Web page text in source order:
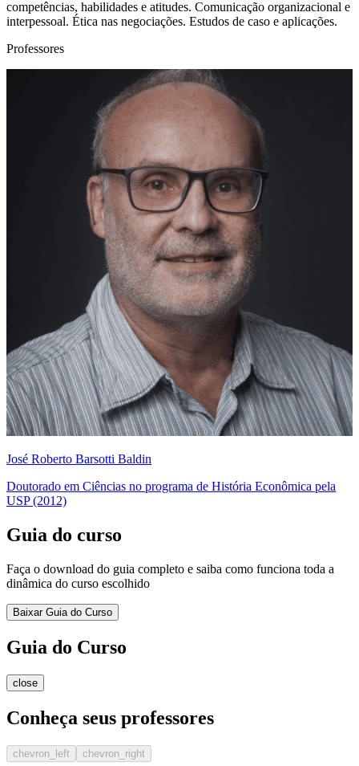
competências, habilidades e atitudes. Comunicação organizacional e
interpessoal. Ética nas negociações. Estudos de caso e aplicações.
Professores
José Roberto Barsotti Baldin
Doutorado em Ciências no programa de História Econômica pela
USP (2012)
Guia do curso
Faça o download do guia completo e saiba como funciona toda a
dinâmica do curso escolhido
Baixar Guia do Curso
Guia do Curso
close
Conheça seus professores
chevron_left chevron_right